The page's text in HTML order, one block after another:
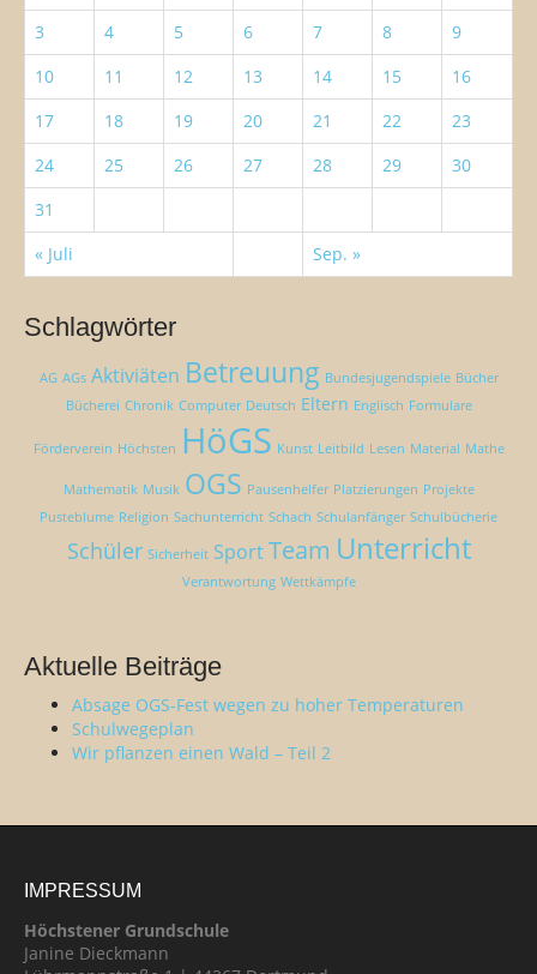
3
4 5 6 7 8
9
10
11 12 13 14 15
16
17
18 19 20 21 22
23
24
25 26 27 28 29
30
31
« Juli
Sep. »
Schlagwörter
AG AGs Aktiviäten Betreuung Bundesjugendspiele Bücher
Bücherei Chronik Computer Deutsch Eltern Englisch Formulare
Förderverein Höchsten HöGS Kunst Leitbild Lesen Material Mathe
Mathematik Musik OGS Pausenhelfer Platzierungen Projekte
Pusteblume Religion Sachunterricht Schach Schulanfänger Schulbücherie
Schüler Sicherheit Sport Team Unterricht
Verantwortung Wettkämpfe
Aktuelle Beiträge
Absage OGS-Fest wegen zu hoher Temperaturen
Schulwegeplan
Wir pflanzen einen Wald – Teil 2
IMPRESSUM
Höchstener Grundschule
Janine Dieckmann